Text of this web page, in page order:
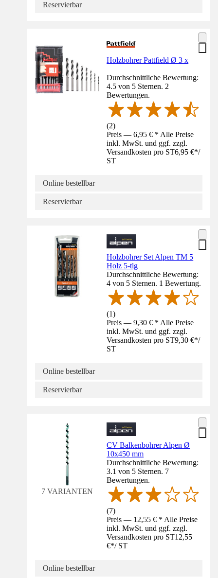
Reservierbar
Holzbohrer Pattfield Ø 3 x
Durchschnittliche Bewertung:
4.5 von 5 Sternen. 2
Bewertungen.
(2)
Preis — 6,95 € * Alle Preise
inkl. MwSt. und ggf. zzgl.
Versandkosten pro ST6,95 €*/
ST
Online bestellbar
Reservierbar
Holzbohrer Set Alpen TM 5
Holz 5-tlg
Durchschnittliche Bewertung:
4 von 5 Sternen. 1 Bewertung.
(1)
Preis — 9,30 € * Alle Preise
inkl. MwSt. und ggf. zzgl.
Versandkosten pro ST9,30 €*/
ST
Online bestellbar
Reservierbar
7 VARIANTEN
CV Balkenbohrer Alpen Ø
10x450 mm
Durchschnittliche Bewertung:
3.1 von 5 Sternen. 7
Bewertungen.
(7)
Preis — 12,55 € * Alle Preise
inkl. MwSt. und ggf. zzgl.
Versandkosten pro ST12,55
€*/ ST
Online bestellbar